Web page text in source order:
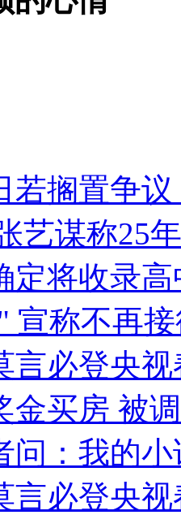
合力深夜将其击毙
主义
闹非凡 减压"枕头大战"
若搁置争
艺谋称25
定将收录
宣称不再
言必登央
金买房 被
问：我的
言必登央